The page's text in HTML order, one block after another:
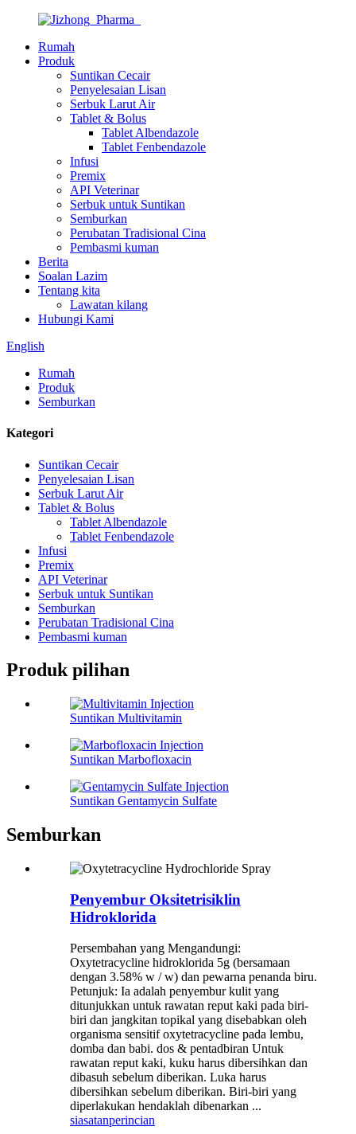
Rumah
Produk
Suntikan Cecair
Penyelesaian Lisan
Serbuk Larut Air
Tablet & Bolus
Tablet Albendazole
Tablet Fenbendazole
Infusi
Premix
API Veterinar
Serbuk untuk Suntikan
Semburkan
Perubatan Tradisional Cina
Pembasmi kuman
Berita
Soalan Lazim
Tentang kita
Lawatan kilang
Hubungi Kami
English
Rumah
Produk
Semburkan
Kategori
Suntikan Cecair
Penyelesaian Lisan
Serbuk Larut Air
Tablet & Bolus
Tablet Albendazole
Tablet Fenbendazole
Infusi
Premix
API Veterinar
Serbuk untuk Suntikan
Semburkan
Perubatan Tradisional Cina
Pembasmi kuman
Produk pilihan
Suntikan Multivitamin
Suntikan Marbofloxacin
Suntikan Gentamycin Sulfate
Semburkan
Penyembur Oksitetrisiklin
Hidroklorida
Persembahan yang Mengandungi:
Oxytetracycline hidroklorida 5g (bersamaan
dengan 3.58% w / w) dan pewarna penanda biru.
Petunjuk: Ia adalah penyembur kulit yang
ditunjukkan untuk rawatan reput kaki pada biri-
biri dan jangkitan topikal yang disebabkan oleh
organisma sensitif oxytetracycline pada lembu,
domba dan babi. dos & pentadbiran Untuk
rawatan reput kaki, kuku harus dibersihkan dan
dibasuh sebelum diberikan. Luka harus
dibersihkan sebelum diberikan. Biri-biri yang
diperlakukan hendaklah dibenarkan ...
siasatanperincian